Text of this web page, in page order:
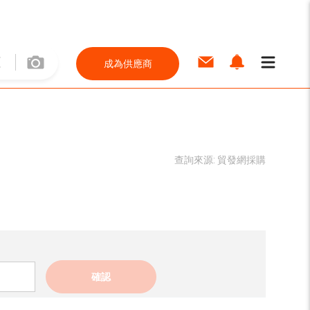
成為供應商
查詢來源: 貿發網採購
確認